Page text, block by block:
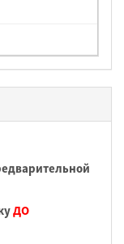
ДО